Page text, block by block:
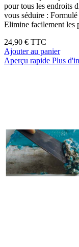
pour tous les endroits
vous séduire :
Elimine facilement les
24,90 € TTC
Ajouter au panier
Aperçu rapide Plus